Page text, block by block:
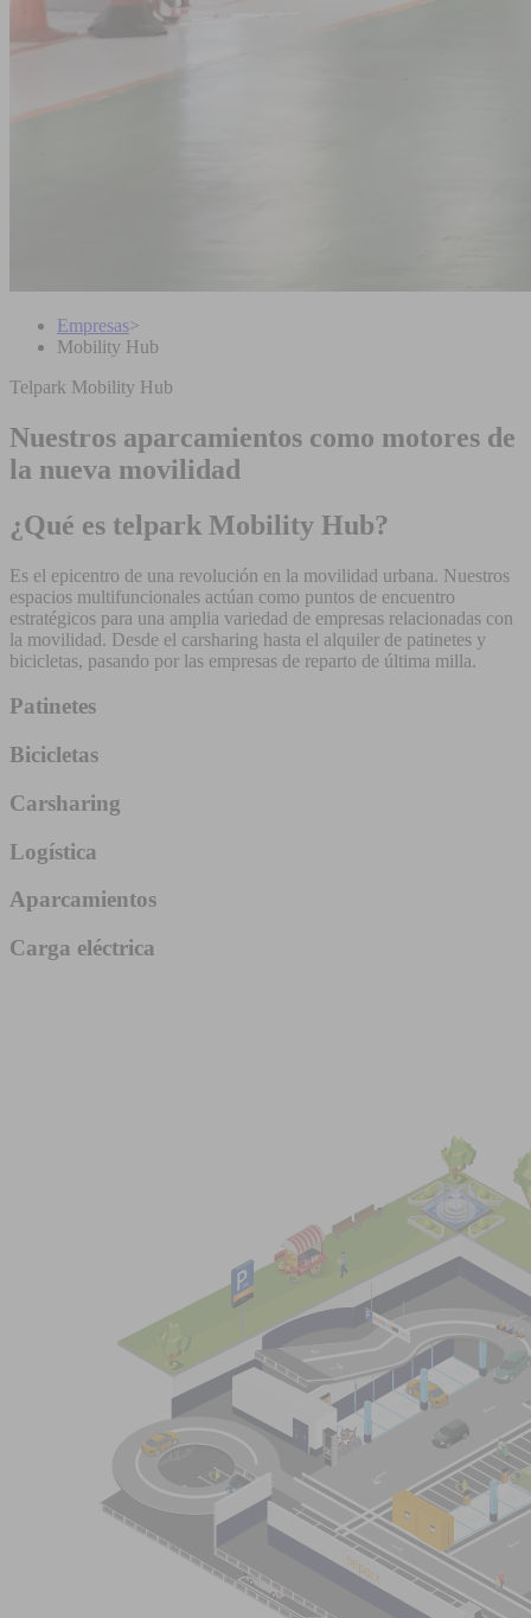
Empresas>
Mobility Hub
Telpark Mobility Hub
Nuestros aparcamientos como motores de
la nueva movilidad
¿Qué es telpark Mobility Hub?
Es el epicentro de una revolución en la movilidad urbana. Nuestros
espacios multifuncionales actúan como puntos de encuentro
estratégicos para una amplia variedad de empresas relacionadas con
la movilidad. Desde el carsharing hasta el alquiler de patinetes y
bicicletas, pasando por las empresas de reparto de última milla.
Patinetes
Bicicletas
Carsharing
Logística
Aparcamientos
Carga eléctrica